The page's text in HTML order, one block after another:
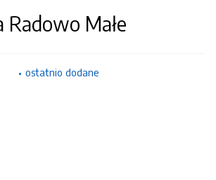
Radowo Małe
ostatnio dodane